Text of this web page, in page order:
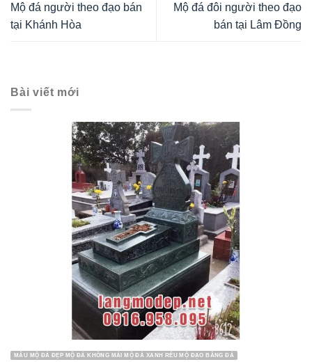
Mộ đá người theo đạo bán
tại Khánh Hòa
Mộ đá đôi người theo đạo
bán tại Lâm Đồng
Bài viết mới
MẪU MỘ ĐÁ ĐẸP MỘ ĐÁ KHÔNG MÁI MỘ ĐÁ XANH RÊU MỘ ĐẠO BẰNG ĐÁ